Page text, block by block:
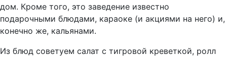
дом. Кроме того, это заведение известно
подарочными блюдами, караоке (и акциями на него) и,
конечно же, кальянами.
Из блюд советуем салат с тигровой креветкой, ролл